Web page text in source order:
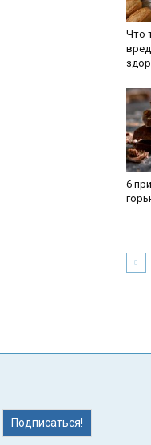
Что
6
Подписаться!